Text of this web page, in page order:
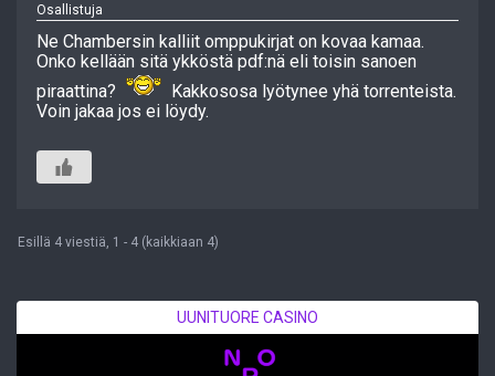
Osallistuja
Ne Chambersin kalliit omppukirjat on kovaa kamaa.
Onko kellään sitä ykköstä pdf:nä eli toisin sanoen
piraattina?
Kakkososa lyötynee yhä torrenteista.
Voin jakaa jos ei löydy.
Esillä 4 viestiä, 1 - 4 (kaikkiaan 4)
UUNITUORE CASINO